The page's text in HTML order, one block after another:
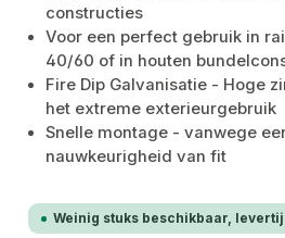
constructies
Voor een perfect gebruik in
40/60 of in houten
Fire Dip Galvanisatie - Hoge
het extreme exterieurgebruik
Snelle montage - vanwege
nauwkeurigheid van fit
Weinig stuks beschikbaar,